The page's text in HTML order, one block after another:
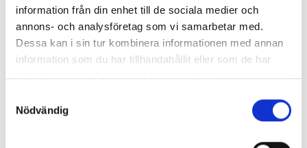
information från din enhet till de sociala medier och
annons- och analysföretag som vi samarbetar med.
Dessa kan i sin tur kombinera informationen med annan
information som du har tillhandahållit eller som de har
samlat in när du har använt deras tjänster.
Nödvändig
2024-08-14
ISO-certifierade
certifiering inom: ISO 9001 - Kvalitet ISO 14001 - Miljö